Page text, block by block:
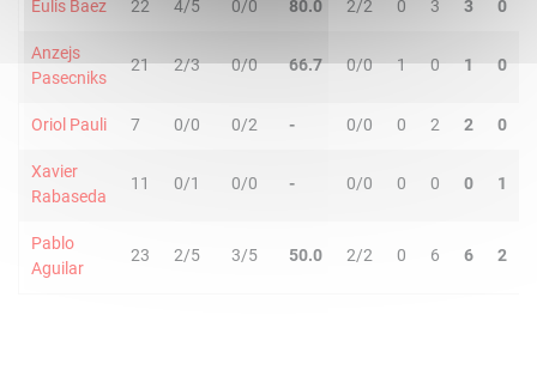
Eulis Baez 22 4/5 0/0 80.0 2/2 0 3 3 0
Anzejs
Pasecniks
21 2/3 0/0 66.7 0/0 1 0 1 0
Oriol Pauli 7 0/0 0/2 - 0/0 0 2 2 0
Xavier
Rabaseda
11 0/1 0/0 - 0/0 0 0 0 1
Pablo
Aguilar
23 2/5 3/5 50.0 2/2 0 6 6 2